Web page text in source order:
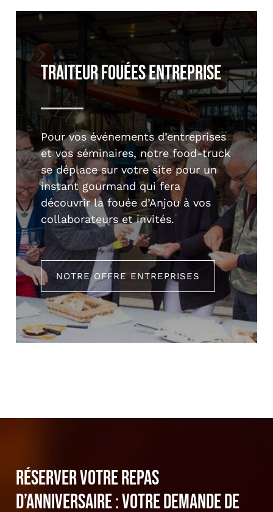
Traiteur Fouées Entreprise
Pour vos événements d’entreprises
et vos séminaires, notre food-truck
se déplace sur votre site pour un
instant gourmand qui fera
découvrir la fouée d’Anjou à vos
collaborateurs et invités.
NOTRE OFFRE ENTREPRISES
Réserver votre repas
d’anniversaire : Votre demande de